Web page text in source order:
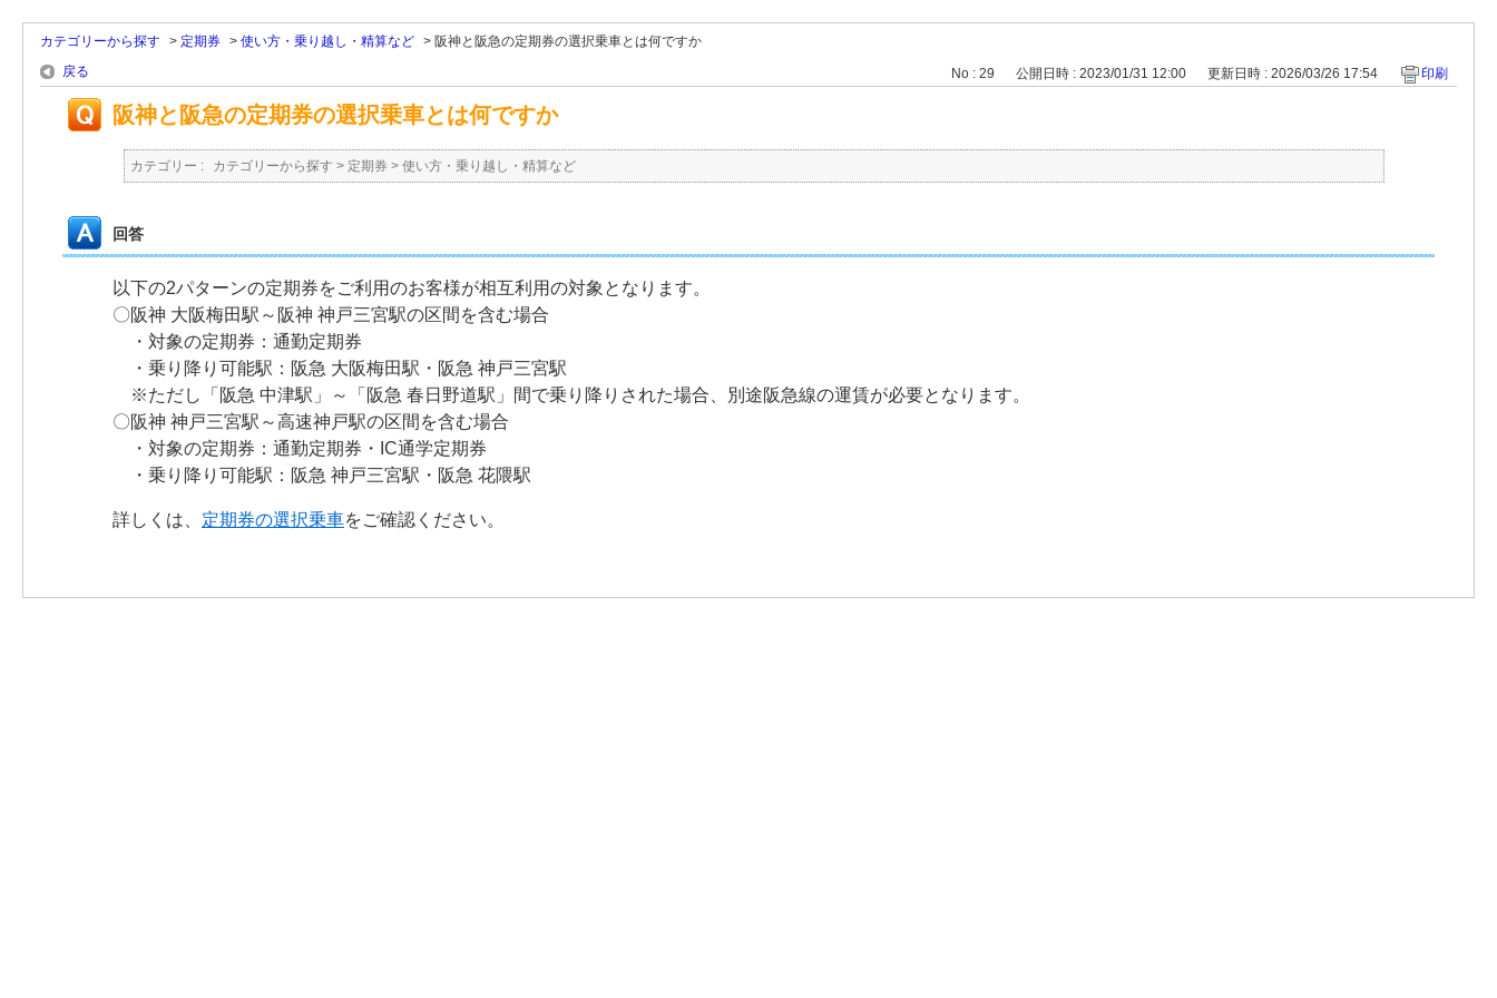
カテゴリーから探す > 定期券 > 使い方・乗り越し・精算など > 阪神と阪急の定期券の選択乗車とは何ですか
戻る
No : 29 公開日時 : 2023/01/31 12:00 更新日時 : 2026/03/26 17:54 印刷
阪神と阪急の定期券の選択乗車とは何ですか
カテゴリー : カテゴリーから探す > 定期券 > 使い方・乗り越し・精算など
回答
以下の2パターンの定期券をご利用のお客様が相互利用の対象となります。
〇阪神 大阪梅田駅～阪神 神戸三宮駅の区間を含む場合
・対象の定期券：通勤定期券
・乗り降り可能駅：阪急 大阪梅田駅・阪急 神戸三宮駅
※ただし「阪急 中津駅」～「阪急 春日野道駅」間で乗り降りされた場合、別途阪急線の運賃が必要となります。
〇阪神 神戸三宮駅～高速神戸駅の区間を含む場合
・対象の定期券：通勤定期券・IC通学定期券
・乗り降り可能駅：阪急 神戸三宮駅・阪急 花隈駅
詳しくは、 定期券の選択乗車をご確認ください。